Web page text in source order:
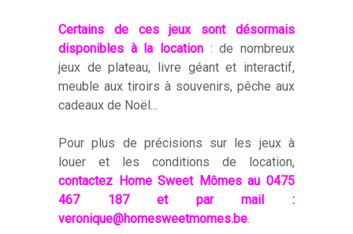
Certains de ces jeux sont désormais
disponibles à la location : de nombreux
jeux de plateau, livre géant et interactif,
meuble aux tiroirs à souvenirs, pêche aux
cadeaux de Noël...
Pour plus de précisions sur les jeux à
louer et les conditions de location,
contactez Home Sweet Mômes au 0475
467 187 et par mail :
veronique@homesweetmomes.be.